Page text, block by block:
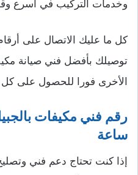
وخدمات التركيب في أسرع
كل ما عليك الاتصال على
توصيلك بأفضل فني صيانة
الأخرى فورا للحصول على
ساعة
إذا كنت تحتاج دعم فني